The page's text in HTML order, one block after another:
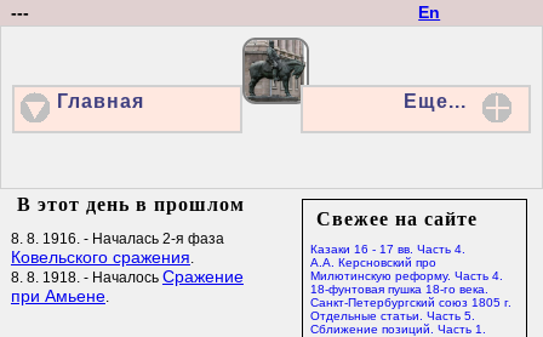
En
---
Главная Еще...
Свежее на сайте
Казаки 16 - 17 вв. Часть 4.
А.А. Керсновский про
Милютинскую реформу. Часть 4.
18-фунтовая пушка 18-го века.
Санкт-Петербургский союз 1805 г.
Отдельные статьи. Часть 5.
Сближение позиций. Часть 1.
В этот день в прошлом
8. 8. 1916. - Началась 2-я фаза
Ковельского сражения.
8. 8. 1918. - Началось Сражение
при Амьене.